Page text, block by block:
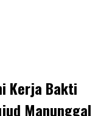
Kerja Bakti
Manunggal